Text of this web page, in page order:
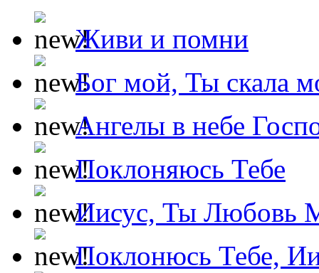
Живи и помни
Бог мой, Ты скала
Ангелы в небе
Поклоняюсь Тебе
Иисус, Ты Любовь
Поклонюсь Тебе,